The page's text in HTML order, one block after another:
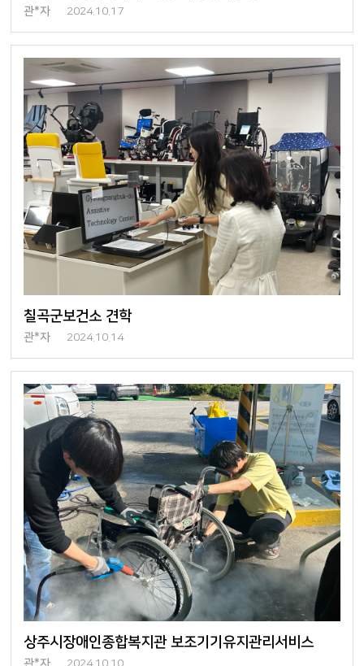
관*자 2024.10.17
칠곡군보건소 견학
관*자 2024.10.14
상주시장애인종합복지관 보조기기유지관리서비스